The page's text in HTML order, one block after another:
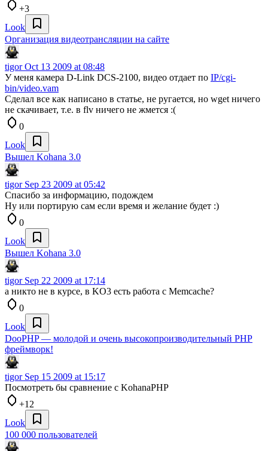
+3
Look
Организация видеотрансляции на сайте
tigorOct 13 2009 at 08:48
У меня камера D-Link DCS-2100, видео отдает по IP/cgi-
bin/video.vam
Сделал все как написано в статье, не ругается, но wget ничего
не скачивает, т.е. в flv ничего не жмется :(
0
Look
Вышел Kohana 3.0
tigorSep 23 2009 at 05:42
Спасибо за информацию, подождем
Ну или портирую сам если время и желание будет :)
0
Look
Вышел Kohana 3.0
tigorSep 22 2009 at 17:14
а никто не в курсе, в KO3 есть работа с Memcache?
0
Look
DooPHP — молодой и очень высокопроизводительный PHP
фреймворк!
tigorSep 15 2009 at 15:17
Посмотреть бы сравнение с KohanaPHP
+12
Look
100 000 пользователей